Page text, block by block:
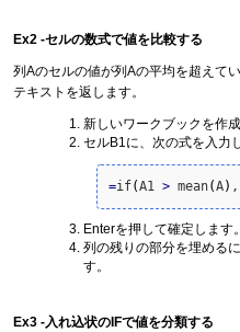
Ex2 -セルの数式で値を比較する
列Aのセルの値が列Aの平均を超えて
テキストを返します。
新しいワークブックを作
セルB1に、次の式を入力
=if(A1 > mean(A) ,
Enterを押して確定します。
列の残りの部分を埋める
す。
Ex3 -入れ込状のIFで値を分類する